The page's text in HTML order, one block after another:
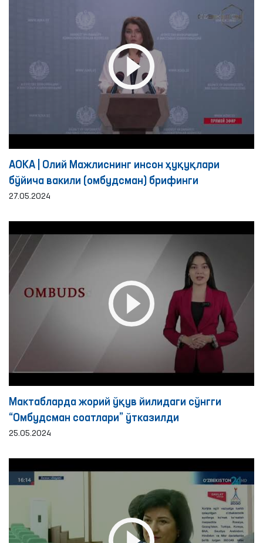
АОКА | Олий Мажлиснинг инсон ҳуқуқлари
бўйича вакили (омбудсман) брифинги
27.05.2024
Мактабларда жорий ўқув йилидаги сўнгги
“Омбудсман соатлари” ўтказилди
25.05.2024